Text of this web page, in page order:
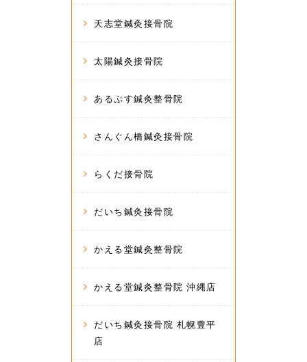
天志堂鍼灸接骨院
太陽鍼灸接骨院
あるぷす鍼灸整骨院
さんぐん橋鍼灸接骨院
らくだ接骨院
だいち鍼灸接骨院
かえる堂鍼灸整骨院
かえる堂鍼灸整骨院 沖縄店
だいち鍼灸接骨院 札幌豊平
店